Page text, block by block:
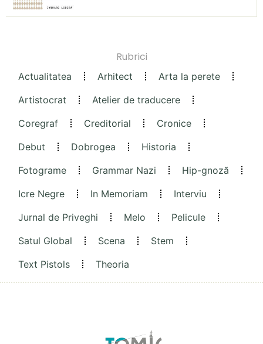
Rubrici
Actualitatea Arhitect
Arta la perete
Artistocrat
Atelier de traducere
Coregraf
Creditorial
Cronice
Debut
Dobrogea
Historia
Fotograme
Grammar Nazi
Hip-gnoză
Icre Negre
In Memoriam
Interviu
Jurnal de Priveghi
Melo
Pelicule
Satul Global
Scena
Stem
Text Pistols
Theoria